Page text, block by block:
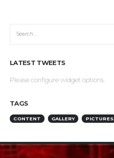
LATEST TWEETS
Please configure widget options.
TAGS
CONTENT GALLERY PICTURES